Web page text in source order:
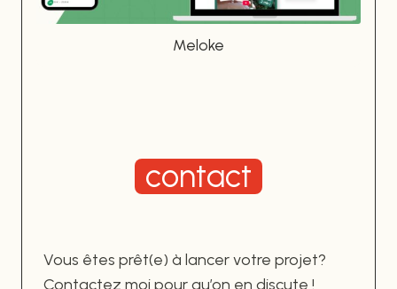
Meloke
contact
Vous êtes prêt(e) à lancer votre projet?
Contactez moi pour qu’on en discute !